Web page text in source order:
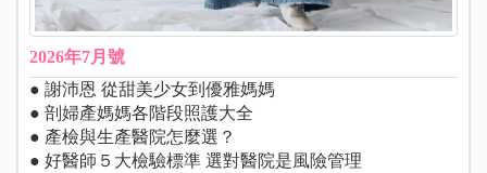
2026年7月號
● 謝沛恩 從甜美少女到優雅媽媽
● 剖婦產媽媽各階段照護大全
● 產檢與生產醫院怎麼選？
● 好醫師５大檢驗標準 選對醫院是風險管理